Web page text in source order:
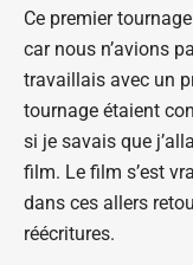
Ce premier
car nous n’avions
travaillais avec un
tournage étaient
si je savais que
film. Le film s’est
dans ces allers
réécritures.